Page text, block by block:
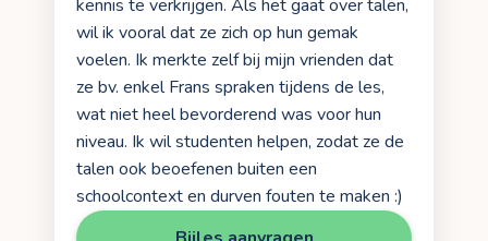
kennis te verkrijgen. Als het gaat over talen,
wil ik vooral dat ze zich op hun gemak
voelen. Ik merkte zelf bij mijn vrienden dat
ze bv. enkel Frans spraken tijdens de les,
wat niet heel bevorderend was voor hun
niveau. Ik wil studenten helpen, zodat ze de
talen ook beoefenen buiten een
schoolcontext en durven fouten te maken :)